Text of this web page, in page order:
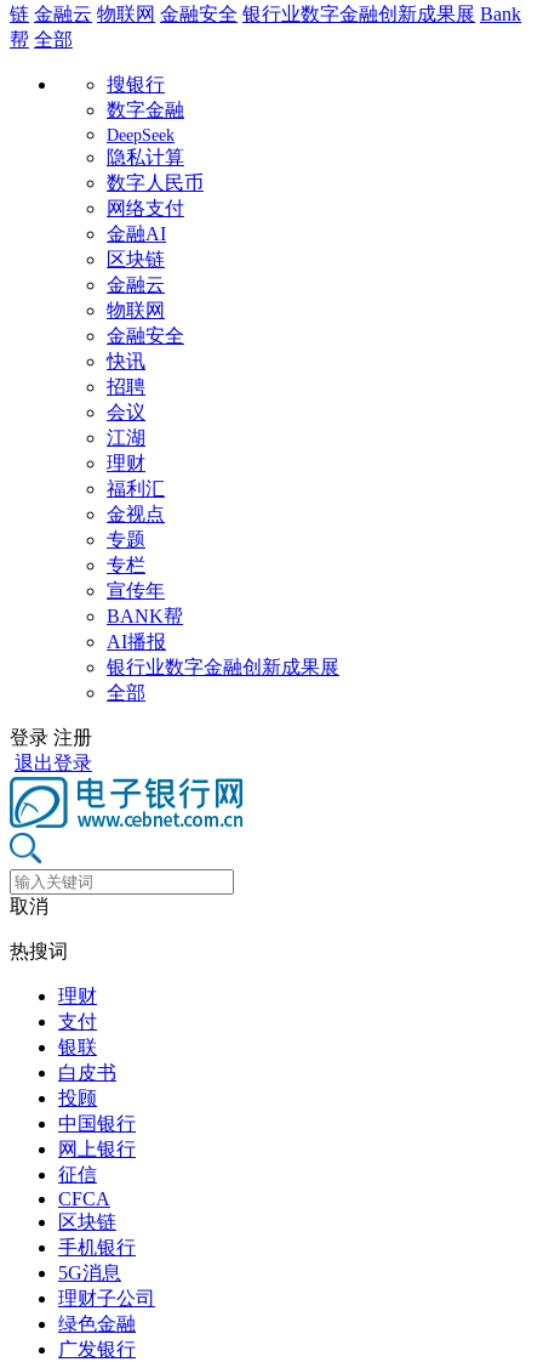
链 金融云 物联网 金融安全 银行业数字金融创新成果展 Bank
帮 全部
搜银行
数字金融
DeepSeek
隐私计算
数字人民币
网络支付
金融AI
区块链
金融云
物联网
金融安全
快讯
招聘
会议
江湖
理财
福利汇
金视点
专题
专栏
宣传年
BANK帮
AI播报
银行业数字金融创新成果展
全部
登录 注册
退出登录
取消
热搜词
理财
支付
银联
白皮书
投顾
中国银行
网上银行
征信
CFCA
区块链
手机银行
5G消息
理财子公司
绿色金融
广发银行